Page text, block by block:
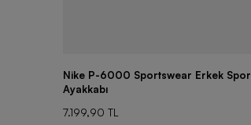
Nike P-6000 Sportswear Erkek Spor
Ayakkabı
7.199,90 TL